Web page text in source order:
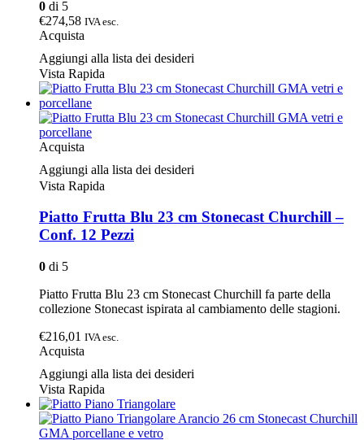
0 di 5
€274,58 IVA esc.
Acquista
Aggiungi alla lista dei desideri
Vista Rapida
Acquista
Aggiungi alla lista dei desideri
Vista Rapida
Piatto Frutta Blu 23 cm Stonecast Churchill –
Conf. 12 Pezzi
0 di 5
Piatto Frutta Blu 23 cm Stonecast Churchill fa parte della
collezione Stonecast ispirata al cambiamento delle stagioni.
€216,01 IVA esc.
Acquista
Aggiungi alla lista dei desideri
Vista Rapida